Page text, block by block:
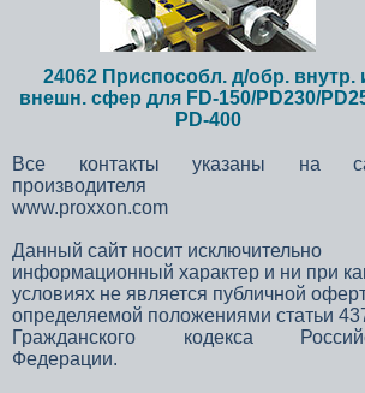
24062 Приспособл. д/обр. внутр.
внешн. сфер для FD-150/PD230/
PD-400
Все контакты указаны на
производителя
www.proxxon.com
Данный сайт носит исключительно
информационный характер и ни при
условиях не является публичной
определяемой положениями статьи
Гражданского кодекса
Федерации.